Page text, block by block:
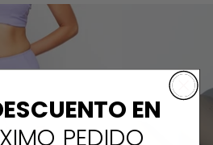
CATA BIKER
EN
PEDIDO